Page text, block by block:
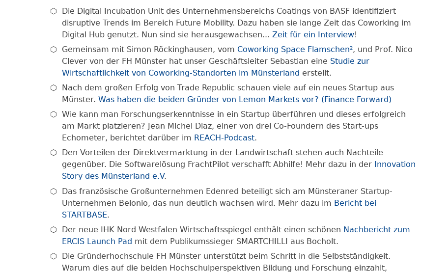
Die Digital Incubation Unit des Unternehmensbereichs Coatings von BASF identifiziert
disruptive Trends im Bereich Future Mobility. Dazu haben sie lange Zeit das Coworking im
Digital Hub genutzt. Nun sind sie herausgewachsen... Zeit für ein Interview!
Gemeinsam mit Simon Röckinghausen, vom Coworking Space Flamschen², und Prof. Nico
Clever von der FH Münster hat unser Geschäftsleiter Sebastian eine Studie zur
Wirtschaftlichkeit von Coworking-Standorten im Münsterland erstellt.
Nach dem großen Erfolg von Trade Republic schauen viele auf ein neues Startup aus
Münster. Was haben die beiden Gründer von Lemon Markets vor? (Finance Forward)
Wie kann man Forschungserkenntnisse in ein Startup überführen und dieses erfolgreich
am Markt platzieren? Jean Michel Diaz, einer von drei Co-Foundern des Start-ups
Echometer, berichtet darüber im REACH-Podcast.
Den Vorteilen der Direktvermarktung in der Landwirtschaft stehen auch Nachteile
gegenüber. Die Softwarelösung FrachtPilot verschafft Abhilfe! Mehr dazu in der Innovation
Story des Münsterland e.V.
Das französische Großunternehmen Edenred beteiligt sich am Münsteraner Startup-
Unternehmen Belonio, das nun deutlich wachsen wird. Mehr dazu im Bericht bei
STARTBASE.
Der neue IHK Nord Westfalen Wirtschaftsspiegel enthält einen schönen Nachbericht zum
ERCIS Launch Pad mit dem Publikumssieger SMARTCHILLI aus Bocholt.
Die Gründerhochschule FH Münster unterstützt beim Schritt in die Selbstständigkeit.
Warum dies auf die beiden Hochschulperspektiven Bildung und Forschung einzahlt,